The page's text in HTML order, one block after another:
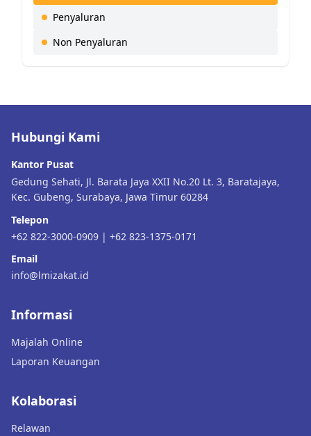
Penyaluran
Non Penyaluran
Hubungi Kami
Kantor Pusat
Gedung Sehati, Jl. Barata Jaya XXII No.20 Lt. 3, Baratajaya,
Kec. Gubeng, Surabaya, Jawa Timur 60284
Telepon
+62 822-3000-0909 | +62 823-1375-0171
Email
info@lmizakat.id
Informasi
Majalah Online
Laporan Keuangan
Kolaborasi
Relawan